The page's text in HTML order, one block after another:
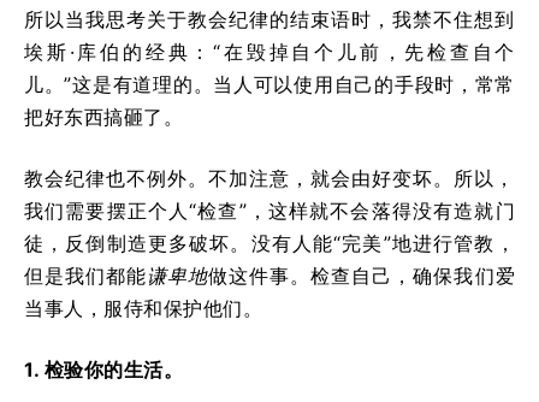
所以当我思考关于教会纪律的结束语时，我禁不住想到
埃斯·库伯的经典：“在毁掉自个儿前，先检查自个
儿。”这是有道理的。当人可以使用自己的手段时，常常
把好东西搞砸了。
教会纪律也不例外。不加注意，就会由好变坏。所以，
我们需要摆正个人“检查”，这样就不会落得没有造就门
徒，反倒制造更多破坏。没有人能“完美”地进行管教，
但是我们都能谦卑地做这件事。检查自己，确保我们爱
当事人，服侍和保护他们。
1. 检验你的生活。